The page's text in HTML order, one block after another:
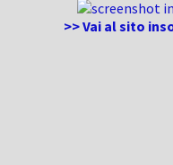
>> Vai al sito